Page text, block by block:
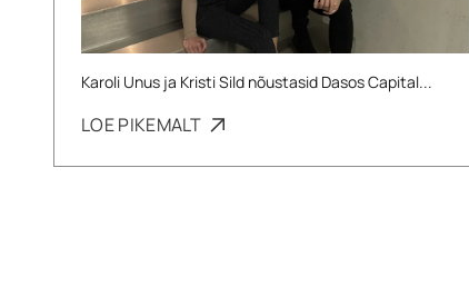
Karoli Unus ja Kristi Sild nõustasid Dasos Capital...
LOE PIKEMALT